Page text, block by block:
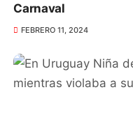
Carnaval
FEBRERO 11, 2024